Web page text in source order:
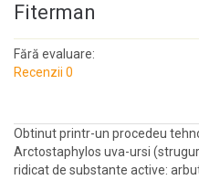
Fiterman
Fără evaluare:
Recenzii 0
Obtinut printr-un procedeu
Arctostaphylos uva-ursi
ridicat de substante active: